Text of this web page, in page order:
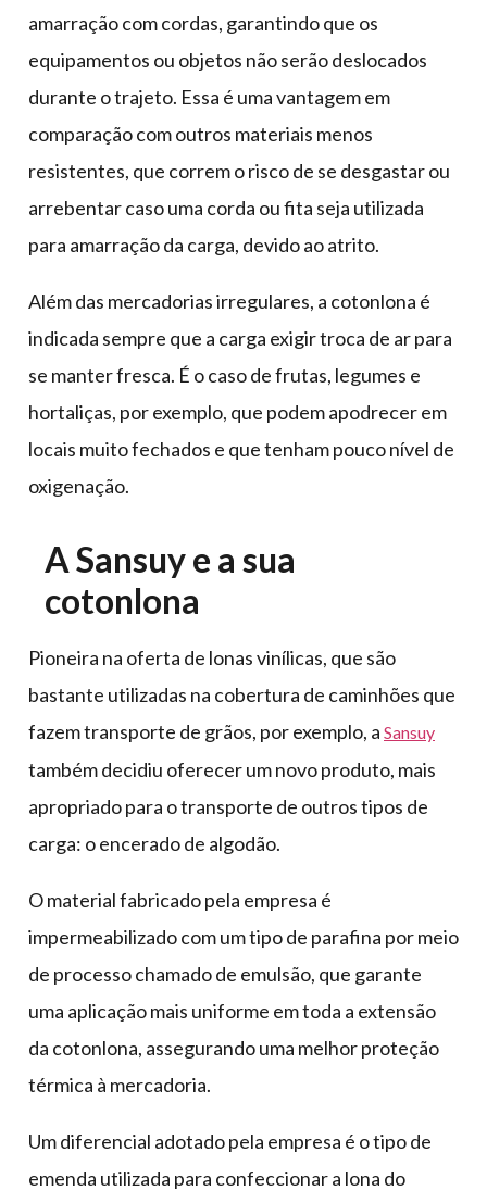
amarração com cordas, garantindo que os
equipamentos ou objetos não serão deslocados
durante o trajeto. Essa é uma vantagem em
comparação com outros materiais menos
resistentes, que correm o risco de se desgastar ou
arrebentar caso uma corda ou fita seja utilizada
para amarração da carga, devido ao atrito.
Além das mercadorias irregulares, a cotonlona é
indicada sempre que a carga exigir troca de ar para
se manter fresca. É o caso de frutas, legumes e
hortaliças, por exemplo, que podem apodrecer em
locais muito fechados e que tenham pouco nível de
oxigenação.
A Sansuy e a sua
cotonlona
Pioneira na oferta de lonas vinílicas, que são
bastante utilizadas na cobertura de caminhões que
fazem transporte de grãos, por exemplo, a Sansuy
também decidiu oferecer um novo produto, mais
apropriado para o transporte de outros tipos de
carga: o encerado de algodão.
O material fabricado pela empresa é
impermeabilizado com um tipo de parafina por meio
de processo chamado de emulsão, que garante
uma aplicação mais uniforme em toda a extensão
da cotonlona, assegurando uma melhor proteção
térmica à mercadoria.
Um diferencial adotado pela empresa é o tipo de
emenda utilizada para confeccionar a lona do